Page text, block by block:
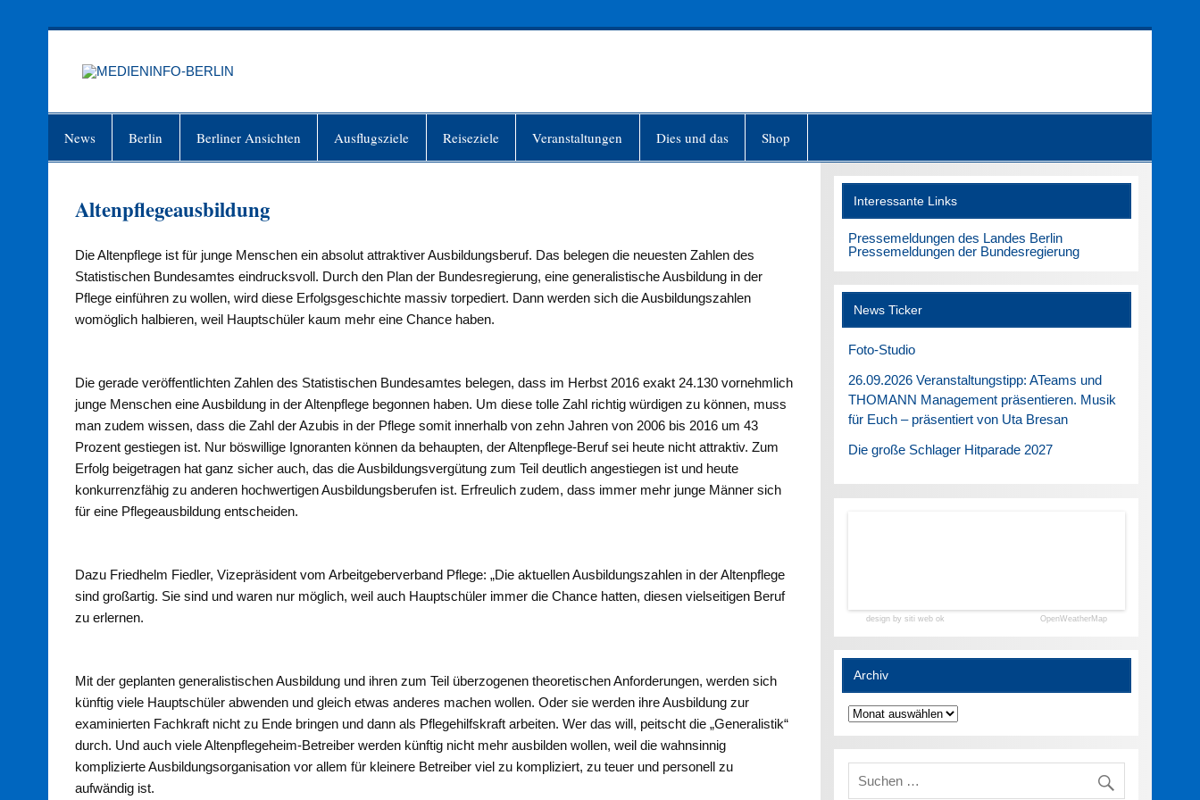
News Berlin Berliner Ansichten Ausflugsziele Reiseziele Veranstaltungen Dies und das Shop
Altenpflegeausbildung
Die Altenpflege ist für junge Menschen ein absolut attraktiver Ausbildungsberuf. Das belegen die neuesten Zahlen des
Statistischen Bundesamtes eindrucksvoll. Durch den Plan der Bundesregierung, eine generalistische Ausbildung in der
Pflege einführen zu wollen, wird diese Erfolgsgeschichte massiv torpediert. Dann werden sich die Ausbildungszahlen
womöglich halbieren, weil Hauptschüler kaum mehr eine Chance haben.
Die gerade veröffentlichten Zahlen des Statistischen Bundesamtes belegen, dass im Herbst 2016 exakt 24.130 vornehmlich
junge Menschen eine Ausbildung in der Altenpflege begonnen haben. Um diese tolle Zahl richtig würdigen zu können, muss
man zudem wissen, dass die Zahl der Azubis in der Pflege somit innerhalb von zehn Jahren von 2006 bis 2016 um 43
Prozent gestiegen ist. Nur böswillige Ignoranten können da behaupten, der Altenpflege-Beruf sei heute nicht attraktiv. Zum
Erfolg beigetragen hat ganz sicher auch, das die Ausbildungsvergütung zum Teil deutlich angestiegen ist und heute
konkurrenzfähig zu anderen hochwertigen Ausbildungsberufen ist. Erfreulich zudem, dass immer mehr junge Männer sich
für eine Pflegeausbildung entscheiden.
Dazu Friedhelm Fiedler, Vizepräsident vom Arbeitgeberverband Pflege: „Die aktuellen Ausbildungszahlen in der Altenpflege
sind großartig. Sie sind und waren nur möglich, weil auch Hauptschüler immer die Chance hatten, diesen vielseitigen Beruf
zu erlernen.
Mit der geplanten generalistischen Ausbildung und ihren zum Teil überzogenen theoretischen Anforderungen, werden sich
künftig viele Hauptschüler abwenden und gleich etwas anderes machen wollen. Oder sie werden ihre Ausbildung zur
examinierten Fachkraft nicht zu Ende bringen und dann als Pflegehilfskraft arbeiten. Wer das will, peitscht die „Generalistik“
durch. Und auch viele Altenpflegeheim-Betreiber werden künftig nicht mehr ausbilden wollen, weil die wahnsinnig
komplizierte Ausbildungsorganisation vor allem für kleinere Betreiber viel zu kompliziert, zu teuer und personell zu
aufwändig ist.
Interessante Links
Pressemeldungen des Landes Berlin
Pressemeldungen der Bundesregierung
News Ticker
Foto-Studio
26.09.2026 Veranstaltungstipp: ATeams und
THOMANN Management präsentieren. Musik
für Euch – präsentiert von Uta Bresan
Die große Schlager Hitparade 2027
design by siti web ok OpenWeatherMap
Archiv
Archiv